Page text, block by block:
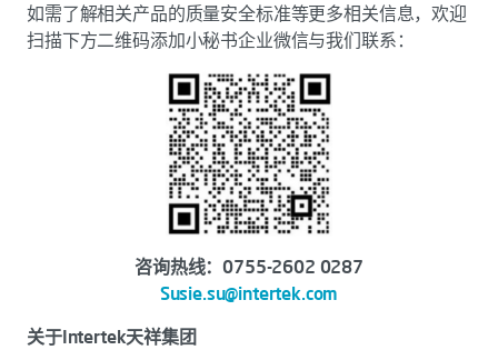
如需了解相关产品的质量安全标准等更多相关信息，欢迎
扫描下方二维码添加小秘书企业微信与我们联系：
咨询热线：0755-2602 0287
Susie.su@intertek.com
关于Intertek天祥集团